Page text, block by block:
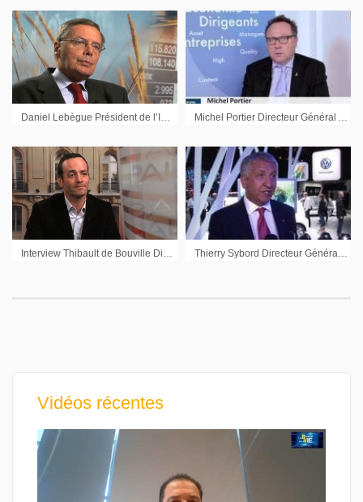
Daniel Lebègue Président de l’Institut Français des Administrateurs Michel Portier Directeur Général Agritel : « Le bassin de fixation des prix n’est plus sur Chicago, mais sur la mer Noire »
Vidéos récentes